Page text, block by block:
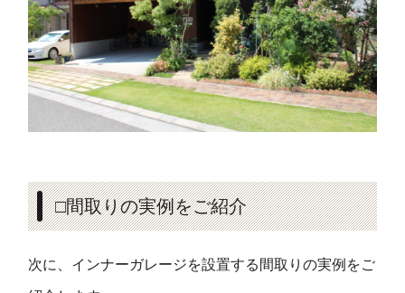
□間取りの実例をご紹介
次に、インナーガレージを設置する間取りの実例をご